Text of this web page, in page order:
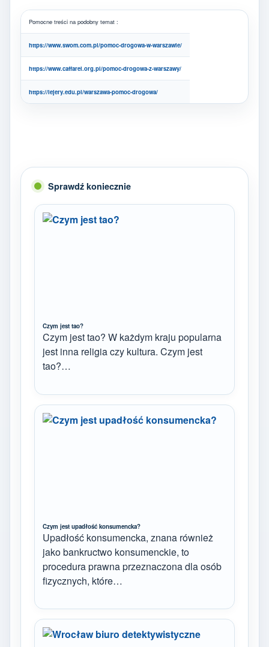
Pomocne treści na podobny temat :
https://www.swom.com.pl/pomoc-drogowa-w-warszawie/
https://www.caffarel.org.pl/pomoc-drogowa-z-warszawy/
https://lejery.edu.pl/warszawa-pomoc-drogowa/
Sprawdź koniecznie
Czym jest tao?
Czym jest tao? W każdym kraju popularna
jest inna religia czy kultura. Czym jest
tao?…
Czym jest upadłość konsumencka?
Upadłość konsumencka, znana również
jako bankructwo konsumenckie, to
procedura prawna przeznaczona dla osób
fizycznych, które…